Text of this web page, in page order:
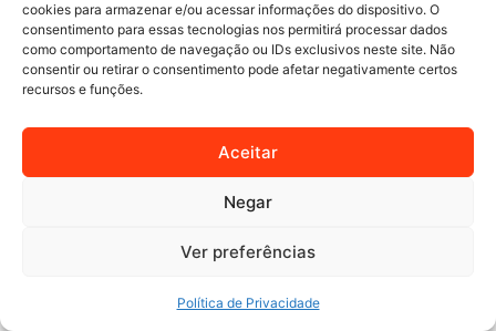
cookies para armazenar e/ou acessar informações do dispositivo. O
consentimento para essas tecnologias nos permitirá processar dados
como comportamento de navegação ou IDs exclusivos neste site. Não
consentir ou retirar o consentimento pode afetar negativamente certos
recursos e funções.
Aceitar
Negar
Ver preferências
Política de Privacidade
Alternative: